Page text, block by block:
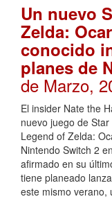
Un nuevo
Zelda:
conocido
planes de
de Marzo,
El insider Nate the
nuevo juego de
Legend of Zelda:
Nintendo Switch 2
afirmado en su
tiene planeado
este mismo verano,